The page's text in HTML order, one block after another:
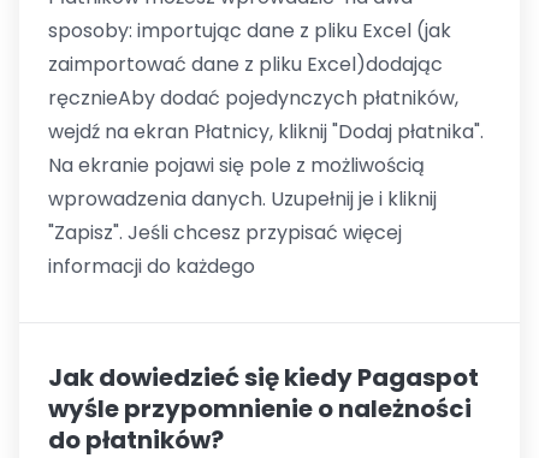
sposoby: importując dane z pliku Excel (jak
zaimportować dane z pliku Excel)dodając
ręcznieAby dodać pojedynczych płatników,
wejdź na ekran Płatnicy, kliknij "Dodaj płatnika".
Na ekranie pojawi się pole z możliwością
wprowadzenia danych. Uzupełnij je i kliknij
"Zapisz". Jeśli chcesz przypisać więcej
informacji do każdego
Jak dowiedzieć się kiedy Pagaspot
wyśle przypomnienie o należności
do płatników?